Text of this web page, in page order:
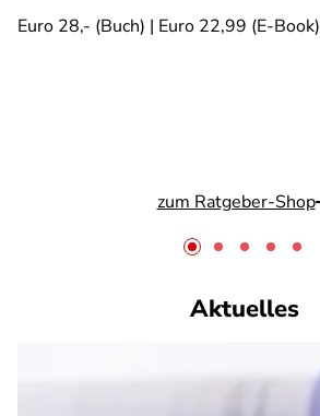
Euro 28,- (Buch) | Euro 22,99 (E-Book)
zum Ratgeber-Shop
Aktuelles